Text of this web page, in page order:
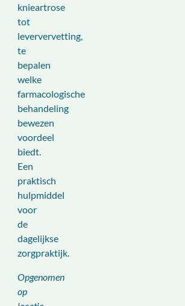
knieartrose
tot
leververvetting,
te
bepalen
welke
farmacologische
behandeling
bewezen
voordeel
biedt.
Een
praktisch
hulpmiddel
voor
de
dagelijkse
zorgpraktijk.
Opgenomen
op